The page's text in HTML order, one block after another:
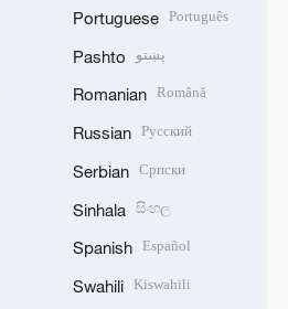
Portuguese Português
Pashto پښتو
Romanian Română
Russian Русский
Serbian Српски
Sinhala සිංහල
Spanish Español
Swahili Kiswahili